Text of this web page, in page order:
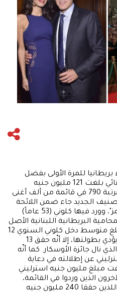
بريطانيا للمرة الأولى بفضل
زوجته أمل علم الدين. فثروة الثنائي بلغت 121 مليون جنيه
استرليني، مما وضعهما في المرتبة 790 في قائمة من ألف أغنى
الجديد جاء ضمن اللائحة
التي أعدّتها صحيفة "صنداي تايمز"، وورد فيها كلوني (53 عاماً)
البريطانية اللبنانية الأصل
في أيلول (سبتمبر) الماضي. ويبلغ متوسط دخل كلوني السنوي 12
مليون جنيه بفضل الأفلام التي يؤدي بطولتها، إلا أنّه حقق 13
نال جائزة الأوسكار. كما أنّه
جنيه استرليني عن إطلالته في دعاية
مبلغ مليون جنيه استرليني
الذين وردوا في القائمة،
فنذكر دايفيد وفيكتوريا بيكهام اللذين حققا 240 مليون جنيه